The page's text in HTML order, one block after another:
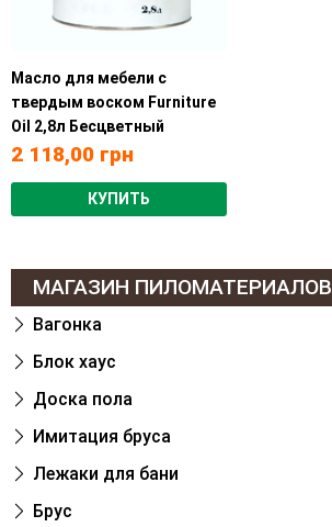
Масло для мебели с
твердым воском Furniture
Oil 2,8л Бесцветный
2 118,00 грн
КУПИТЬ
МАГАЗИН ПИЛОМАТЕРИАЛОВ
Вагонка
Блок хаус
Доска пола
Имитация бруса
Лежаки для бани
Брус